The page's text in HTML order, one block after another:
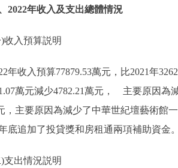
2022年收入及支出總體情況
入預算説明
收入預算77879.53萬元，比2021年
萬元減少4782.21萬元， 主要原因為
，主要原因為減少了中華世紀壇藝術館
底追加了投貸獎和房租通兩項補助資金
出情況説明